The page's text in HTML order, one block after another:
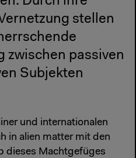
stellen
zwischen passiven
Subjekten
und internationalen
in alien matter mit den
dieses Machtgefüges